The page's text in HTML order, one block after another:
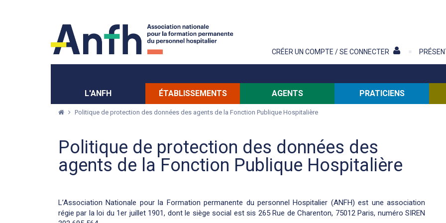
CRÉER UN COMPTE / SE CONNECTER
L'ANFH ÉTABLISSEMENTS AGENTS PRATICIENS
Politique de protection des données des agents de la Fonction Publique Hospitalière
Politique de protection des données des
agents de la Fonction Publique Hospitalière
L’Association Nationale pour la Formation permanente du personnel Hospitalier (ANFH) est une association
régie par la loi du 1er juillet 1901, dont le siège social est sis 265 Rue de Charenton, 75012 Paris, numéro SIREN